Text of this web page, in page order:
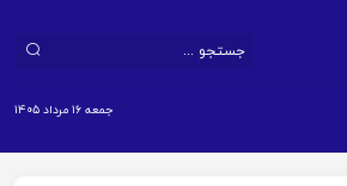
جمعه ۱۶ مرداد ۱۴۰۵